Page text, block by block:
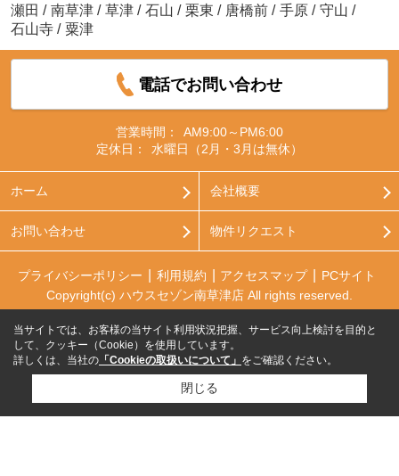
瀬田 / 南草津 / 草津 / 石山 / 栗東 / 唐橋前 / 手原 / 守山 /
石山寺 / 粟津
電話でお問い合わせ
営業時間：
AM9:00～PM6:00
定休日：
水曜日（2月・3月は無休）
ホーム 会社概要
お問い合わせ 物件リクエスト
プライバシーポリシー 利用規約 アクセスマップ
PCサイト
Copyright(c) ハウスセゾン南草津店 All rights reserved.
当サイトでは、お客様の当サイト利用状況把握、サービス向上検討を目的と
して、クッキー（Cookie）を使用しています。
詳しくは、当社の 「Cookieの取扱いについて」 をご確認ください。
閉じる